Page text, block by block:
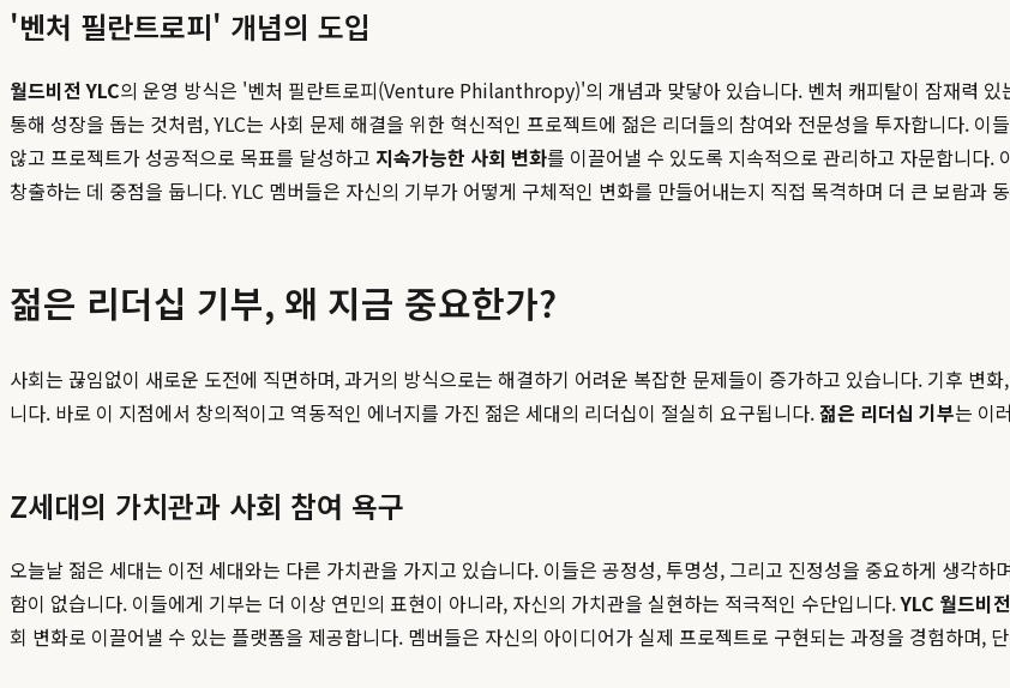
'벤처 필란트로피' 개념의 도입
월드비전 YLC의 운영 방식은 '벤처 필란트로피(Venture Philanthropy)'의 개념과 맞닿아 있습니다. 벤처 캐피탈이 잠재력
통해 성장을 돕는 것처럼, YLC는 사회 문제 해결을 위한 혁신적인 프로젝트에 젊은 리더들의 참여와 전문성을 투자합니다.
않고 프로젝트가 성공적으로 목표를 달성하고 지속가능한 사회 변화를 이끌어낼 수 있도록 지속적으로 관리하고 자문합니다.
창출하는 데 중점을 둡니다. YLC 멤버들은 자신의 기부가 어떻게 구체적인 변화를 만들어내는지 직접 목격하며 더 큰 보람과
젊은 리더십 기부, 왜 지금 중요한가?
사회는 끊임없이 새로운 도전에 직면하며, 과거의 방식으로는 해결하기 어려운 복잡한 문제들이 증가하고 있습니다. 기후 변
니다. 바로 이 지점에서 창의적이고 역동적인 에너지를 가진 젊은 세대의 리더십이 절실히 요구됩니다.젊은 리더십 기부는 이
Z세대의 가치관과 사회 참여 욕구
오늘날 젊은 세대는 이전 세대와는 다른 가치관을 가지고 있습니다. 이들은 공정성, 투명성, 그리고 진정성을 중요하게 생각
함이 없습니다. 이들에게 기부는 더 이상 연민의 표현이 아니라, 자신의 가치관을 실현하는 적극적인 수단입니다.YLC 월드비전
회 변화로 이끌어낼 수 있는 플랫폼을 제공합니다. 멤버들은 자신의 아이디어가 실제 프로젝트로 구현되는 과정을 경험하며,